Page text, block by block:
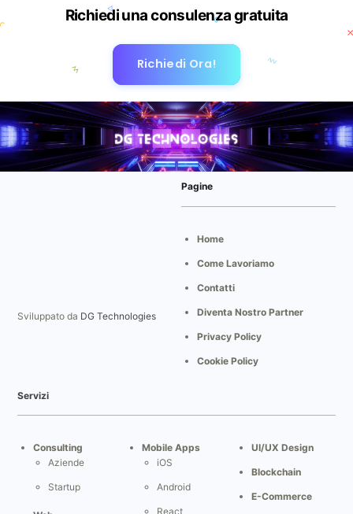
Richiedi una consulenza gratuita
Richiedi Ora!
Sviluppato da DG Technologies
Pagine
Home
Come Lavoriamo
Contatti
Diventa Nostro Partner
Privacy Policy
Cookie Policy
Servizi
Consulting
Aziende
Startup
Mobile Apps
iOS
Android
React
UI/UX Design
Blockchain
E-Commerce